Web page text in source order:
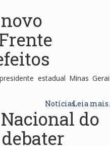
estadual Minas
NotíciasLeia
do